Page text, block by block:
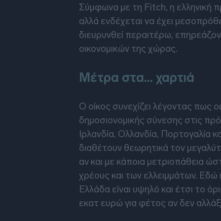
Σύμφωνα με τη Fitch, η ελληνική
αλλά ενδέχεται να έχει
διευρυνθεί περαιτέρω,
οικονομικών της χώρας.
Μέτρα στα… χαρτιά
Ο οίκος συνεχίζει λέγοντας πως
δημοσιονομικής σύνεσης στις
Ιρλανδία, Ολλανδία, Πορτογαλία
διαθέτουν θεωρητικά τον
αν και με κάποια μετριοπάθεια
χρέους και των ελλειμμάτων. Εδώ
Ελλάδα είναι υψηλό και έτσι το
εκατ ευρώ για φέτος αν δεν